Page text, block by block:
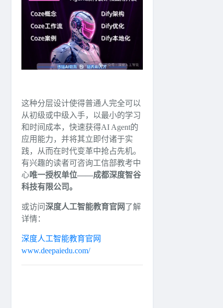
这种分层设计使得普通人完全可以
从初级或中级入手，以最小的学习
和时间成本，快速获得AI Agent的
应用能力，并将其立即付诸于实
践，从而在时代变革中抢占先机。
有兴趣的读者可咨询工信部教考中
心唯一授权单位——成都深度智谷
科技有限公司。
或访问 深度人工智能教育官网了解
详情：
深度人工智能教育官网
www.deepaiedu.com/